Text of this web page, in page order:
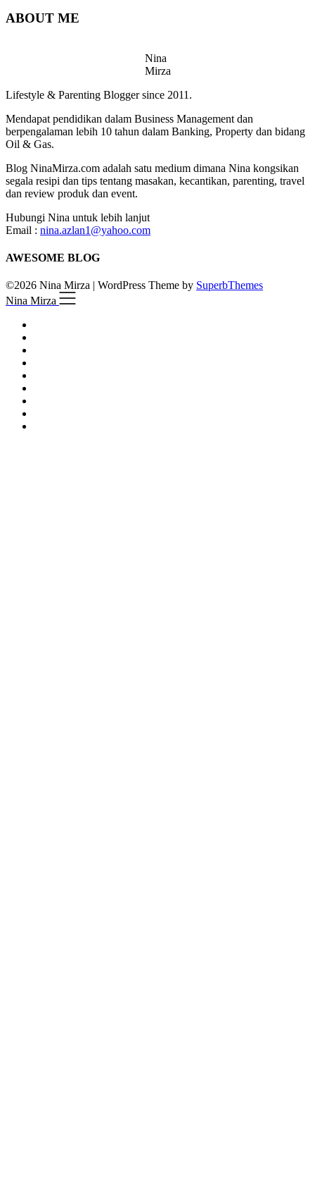
ABOUT ME
Nina
Mirza
Lifestyle & Parenting Blogger since 2011.
Mendapat pendidikan dalam Business Management dan
berpengalaman lebih 10 tahun dalam Banking, Property dan bidang
Oil & Gas.
Blog NinaMirza.com adalah satu medium dimana Nina kongsikan
segala resipi dan tips tentang masakan, kecantikan, parenting, travel
dan review produk dan event.
Hubungi Nina untuk lebih lanjut
Email : nina.azlan1@yahoo.com
AWESOME BLOG
©2026 Nina Mirza | WordPress Theme by SuperbThemes
Nina Mirza